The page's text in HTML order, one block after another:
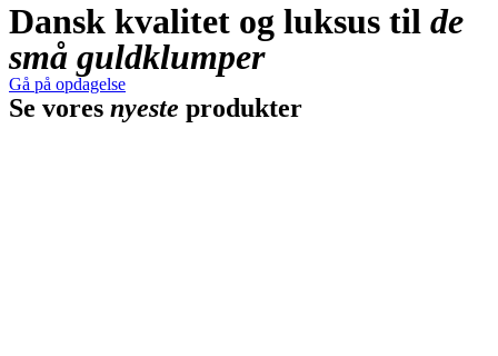
Dansk kvalitet og luksus til de
små guldklumper
Gå på opdagelse
Se vores nyeste produkter